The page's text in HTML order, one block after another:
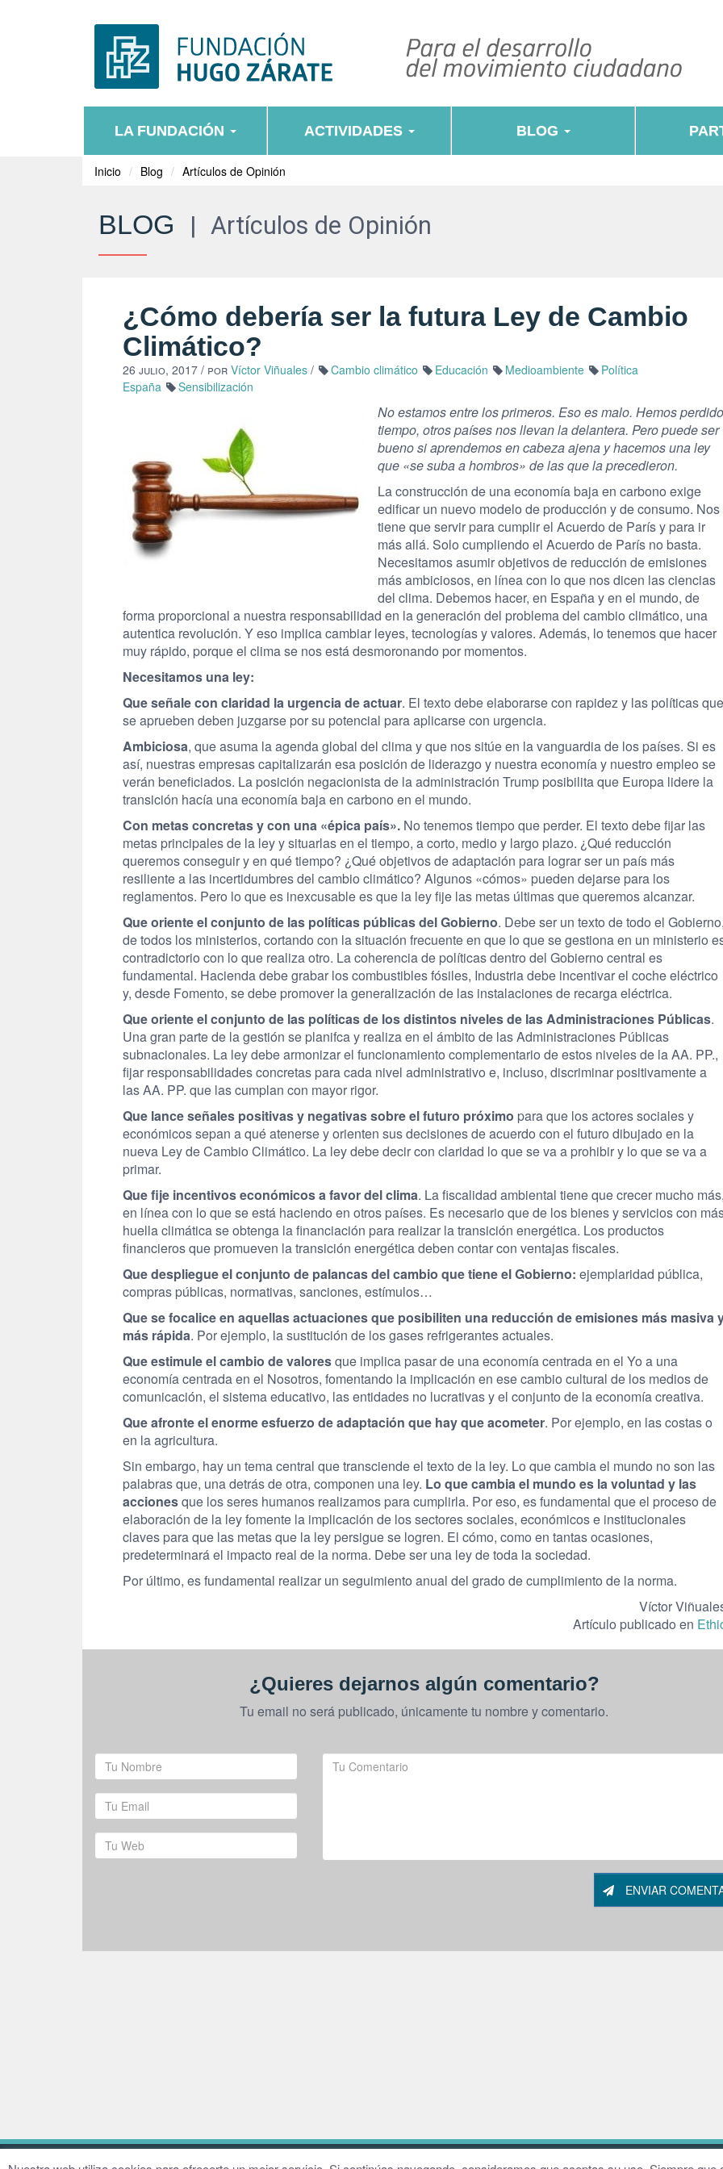
LA FUNDACIÓN ACTIVIDADES BLOG
Inicio Blog Artículos de Opinión
BLOG | Artículos de Opinión
¿Cómo debería ser la futura Ley de Cambio
Climático?
26 julio, 2017 / por Víctor Viñuales / Cambio climático Educación Medioambiente
Política
España
Sensibilización
No estamos entre los primeros. Eso es malo. Hemos perdido
tiempo, otros países nos llevan la delantera. Pero puede ser
bueno si aprendemos en cabeza ajena y hacemos una ley
que «se suba a hombros» de las que la precedieron.
La construcción de una economía baja en carbono exige
edificar un nuevo modelo de producción y de consumo. Nos
tiene que servir para cumplir el Acuerdo de París y para ir
más allá. Solo cumpliendo el Acuerdo de París no basta.
Necesitamos asumir objetivos de reducción de emisiones
más ambiciosos, en línea con lo que nos dicen las ciencias
del clima. Debemos hacer, en España y en el mundo, de
forma proporcional a nuestra responsabilidad en la generación del problema del cambio climático, una
autentica revolución. Y eso implica cambiar leyes, tecnologías y valores. Además, lo tenemos que hacer
muy rápido, porque el clima se nos está desmoronando por momentos.
Necesitamos una ley:
Que señale con claridad la urgencia de actuar. El texto debe elaborarse con rapidez y las políticas que
se aprueben deben juzgarse por su potencial para aplicarse con urgencia.
Ambiciosa, que asuma la agenda global del clima y que nos sitúe en la vanguardia de los países. Si es
así, nuestras empresas capitalizarán esa posición de liderazgo y nuestra economía y nuestro empleo se
verán beneficiados. La posición negacionista de la administración Trump posibilita que Europa lidere la
transición hacía una economía baja en carbono en el mundo.
Con metas concretas y con una «épica país». No tenemos tiempo que perder. El texto debe fijar las
metas principales de la ley y situarlas en el tiempo, a corto, medio y largo plazo. ¿Qué reducción
queremos conseguir y en qué tiempo? ¿Qué objetivos de adaptación para lograr ser un país más
resiliente a las incertidumbres del cambio climático? Algunos «cómos» pueden dejarse para los
reglamentos. Pero lo que es inexcusable es que la ley fije las metas últimas que queremos alcanzar.
Que oriente el conjunto de las políticas públicas del Gobierno. Debe ser un texto de todo el Gobierno,
de todos los ministerios, cortando con la situación frecuente en que lo que se gestiona en un ministerio
contradictorio con lo que realiza otro. La coherencia de políticas dentro del Gobierno central es
fundamental. Hacienda debe grabar los combustibles fósiles, Industria debe incentivar el coche eléctrico
y, desde Fomento, se debe promover la generalización de las instalaciones de recarga eléctrica.
Que oriente el conjunto de las políticas de los distintos niveles de las Administraciones Públicas.
Una gran parte de la gestión se planifca y realiza en el ámbito de las Administraciones Públicas
subnacionales. La ley debe armonizar el funcionamiento complementario de estos niveles de la AA. PP.,
fijar responsabilidades concretas para cada nivel administrativo e, incluso, discriminar positivamente a
las AA. PP. que las cumplan con mayor rigor.
Que lance señales positivas y negativas sobre el futuro próximo para que los actores sociales y
económicos sepan a qué atenerse y orienten sus decisiones de acuerdo con el futuro dibujado en la
nueva Ley de Cambio Climático. La ley debe decir con claridad lo que se va a prohibir y lo que se va a
primar.
Que fije incentivos económicos a favor del clima. La fiscalidad ambiental tiene que crecer mucho más,
en línea con lo que se está haciendo en otros países. Es necesario que de los bienes y servicios con
huella climática se obtenga la financiación para realizar la transición energética. Los productos
financieros que promueven la transición energética deben contar con ventajas fiscales.
Que despliegue el conjunto de palancas del cambio que tiene el Gobierno: ejemplaridad pública,
compras públicas, normativas, sanciones, estímulos…
Que se focalice en aquellas actuaciones que posibiliten una reducción de emisiones más masiva
más rápida. Por ejemplo, la sustitución de los gases refrigerantes actuales.
Que estimule el cambio de valoresque implica pasar de una economía centrada en el Yo a una
economía centrada en el Nosotros, fomentando la implicación en ese cambio cultural de los medios de
comunicación, el sistema educativo, las entidades no lucrativas y el conjunto de la economía creativa.
Que afronte el enorme esfuerzo de adaptación que hay que acometer. Por ejemplo, en las costas o
en la agricultura.
Sin embargo, hay un tema central que transciende el texto de la ley. Lo que cambia el mundo no son las
palabras que, una detrás de otra, componen una ley. Lo que cambia el mundo es la voluntad y las
accionesque los seres humanos realizamos para cumplirla. Por eso, es fundamental que el proceso de
elaboración de la ley fomente la implicación de los sectores sociales, económicos e institucionales
claves para que las metas que la ley persigue se logren. El cómo, como en tantas ocasiones,
predeterminará el impacto real de la norma. Debe ser una ley de toda la sociedad.
Por último, es fundamental realizar un seguimiento anual del grado de cumplimiento de la norma.
Víctor
Artículo publicado en
¿Quieres dejarnos algún comentario?
Tu email no será publicado, únicamente tu nombre y comentario.
ENVIAR